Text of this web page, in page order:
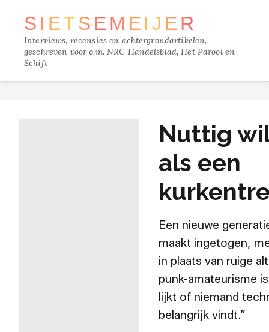
SIETSE MEIJER
Interviews, recensies en achtergrondartikelen,
geschreven voor o.m. NRC Handelsblad, Het Parool en
Schift
Nuttig
als een
Een nieuwe
maakt ingetogen,
in plaats van ruige
punk-amateurisme
lijkt of niemand
belangrijk vindt.”